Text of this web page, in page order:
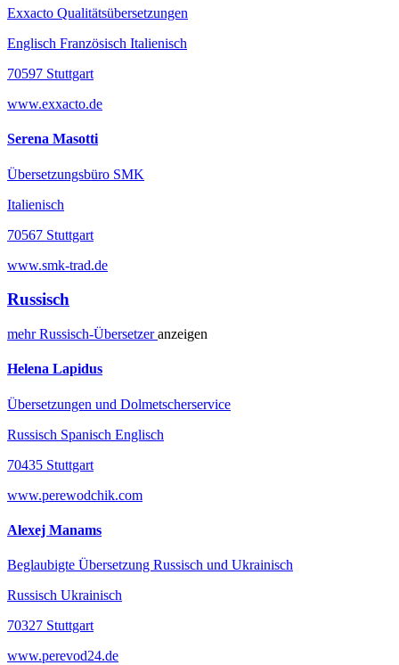
Exxacto Qualitätsübersetzungen
Englisch Französisch Italienisch
70597 Stuttgart
www.exxacto.de
Serena Masotti
Übersetzungsbüro SMK
Italienisch
70567 Stuttgart
www.smk-trad.de
Russisch
mehrRussisch-Übersetzeranzeigen
Helena Lapidus
Übersetzungen und Dolmetscherservice
Russisch Spanisch Englisch
70435 Stuttgart
www.perewodchik.com
Alexej Manams
Beglaubigte Übersetzung Russisch und Ukrainisch
Russisch Ukrainisch
70327 Stuttgart
www.perevod24.de